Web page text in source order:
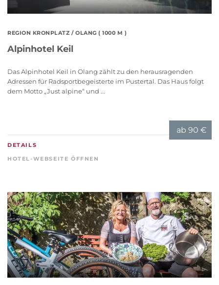
REGION KRONPLATZ / OLANG ( 1000 M )
Alpinhotel Keil
Das Alpinhotel Keil in Olang zählt zu den herausragenden
Adressen für Radsportbegeisterte im Pustertal. Das Haus folgt
dem Motto „Just alpine“ und ...
ab 90 €
DETAILS
HOTEL-WEBSEITE ÖFFNEN